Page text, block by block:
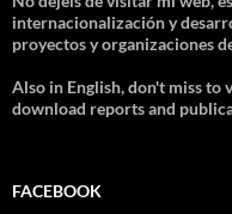
internacionalización y
proyectos y organizaciones
Also in English, don't miss to
download reports and
FACEBOOK